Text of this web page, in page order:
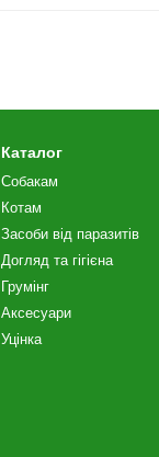
Каталог
Собакам
Котам
Засоби від паразитів
Догляд та гігієна
Грумінг
Аксесуари
Уцінка